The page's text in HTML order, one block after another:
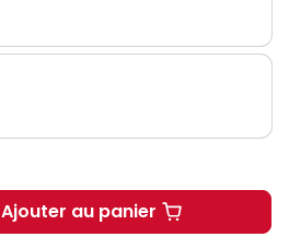
Ajouter au panierDroit constitutionnel.